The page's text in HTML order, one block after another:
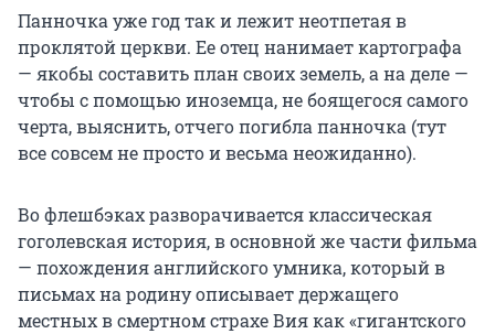
Панночка уже год так и лежит неотпетая в
проклятой церкви. Ее отец нанимает картографа
— якобы составить план своих земель, а на деле —
чтобы с помощью иноземца, не боящегося самого
черта, выяснить, отчего погибла панночка (тут
все совсем не просто и весьма неожиданно).
Во флешбэках разворачивается классическая
гоголевская история, в основной же части фильма
— похождения английского умника, который в
письмах на родину описывает держащего
местных в смертном страхе Вия как «гигантского